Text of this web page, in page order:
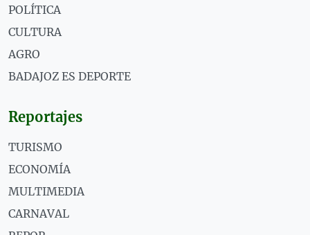
POLÍTICA
CULTURA
AGRO
BADAJOZ ES DEPORTE
Reportajes
TURISMO
ECONOMÍA
MULTIMEDIA
CARNAVAL